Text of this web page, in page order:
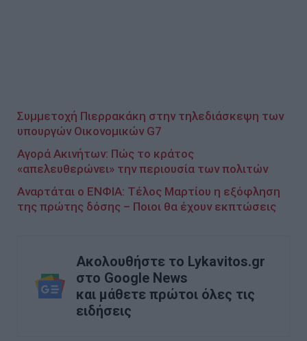
Συμμετοχή Πιερρακάκη στην τηλεδιάσκεψη των
υπουργών Οικονομικών G7
Αγορά Ακινήτων: Πώς το κράτος
«απελευθερώνει» την περιουσία των πολιτών
Αναρτάται ο ΕΝΦΙΑ: Τέλος Μαρτίου η εξόφληση
της πρώτης δόσης – Ποιοι θα έχουν εκπτώσεις
Ακολουθήστε το Lykavitos.gr
στο Google News
και μάθετε πρώτοι όλες τις
ειδήσεις